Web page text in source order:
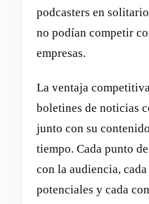
podcasters en
no podían competir
empresas.
La ventaja
boletines de noticias
junto con su
tiempo. Cada punto
con la audiencia,
potenciales y cada